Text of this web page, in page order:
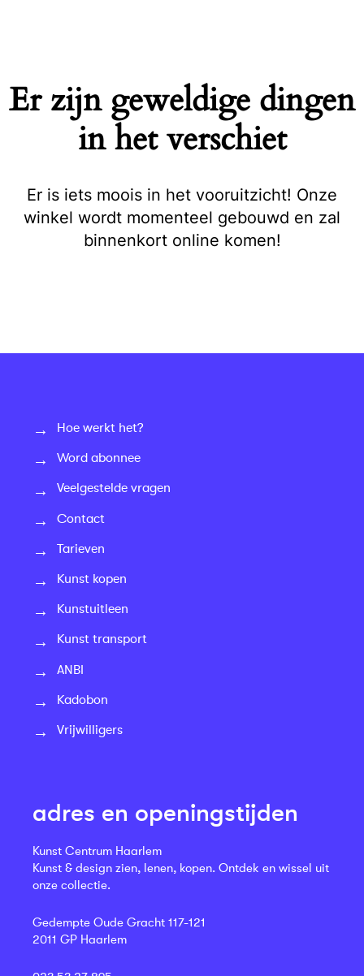
Er zijn geweldige dingen
in het verschiet
Er is iets moois in het vooruitzicht! Onze
winkel wordt momenteel gebouwd en zal
binnenkort online komen!
Hoe werkt het?
Word abonnee
Veelgestelde vragen
Contact
Tarieven
Kunst kopen
Kunstuitleen
Kunst transport
ANBI
Kadobon
Vrijwilligers
adres en openingstijden
Kunst Centrum Haarlem
Kunst & design zien, lenen, kopen. Ontdek en wissel uit
onze collectie.
Gedempte Oude Gracht 117-121
2011 GP Haarlem